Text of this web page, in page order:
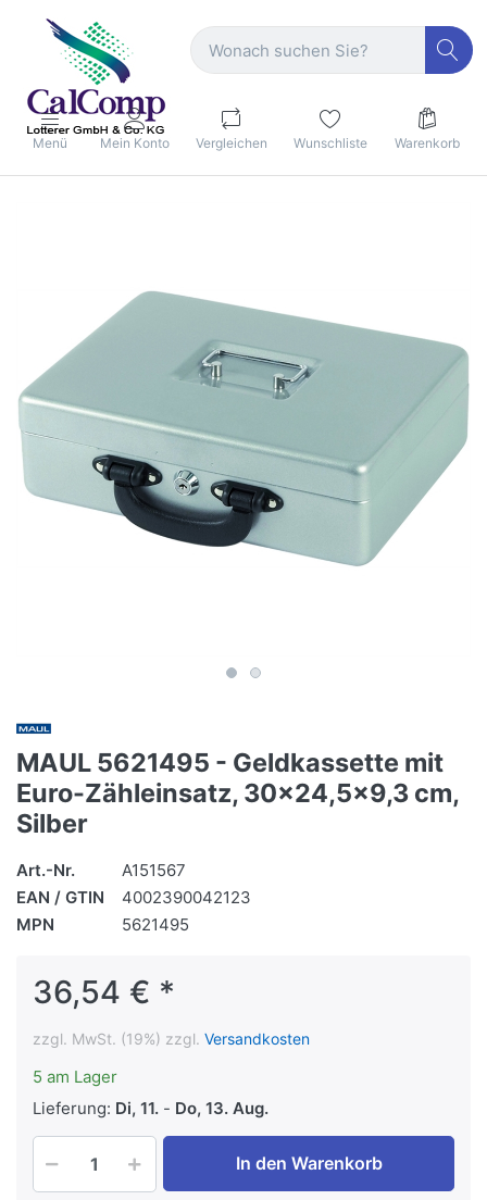
Menü Mein Konto Vergleichen Wunschliste Warenkorb
MAUL 5621495 - Geldkassette mit
Euro-Zähleinsatz, 30x24,5x9,3 cm,
Silber
Art.-Nr.
A151567
EAN / GTIN
4002390042123
MPN
5621495
36,54 € *
zzgl. MwSt. (19%) zzgl. Versandkosten
5 am Lager
Lieferung: Di, 11. - Do, 13. Aug.
In den Warenkorb